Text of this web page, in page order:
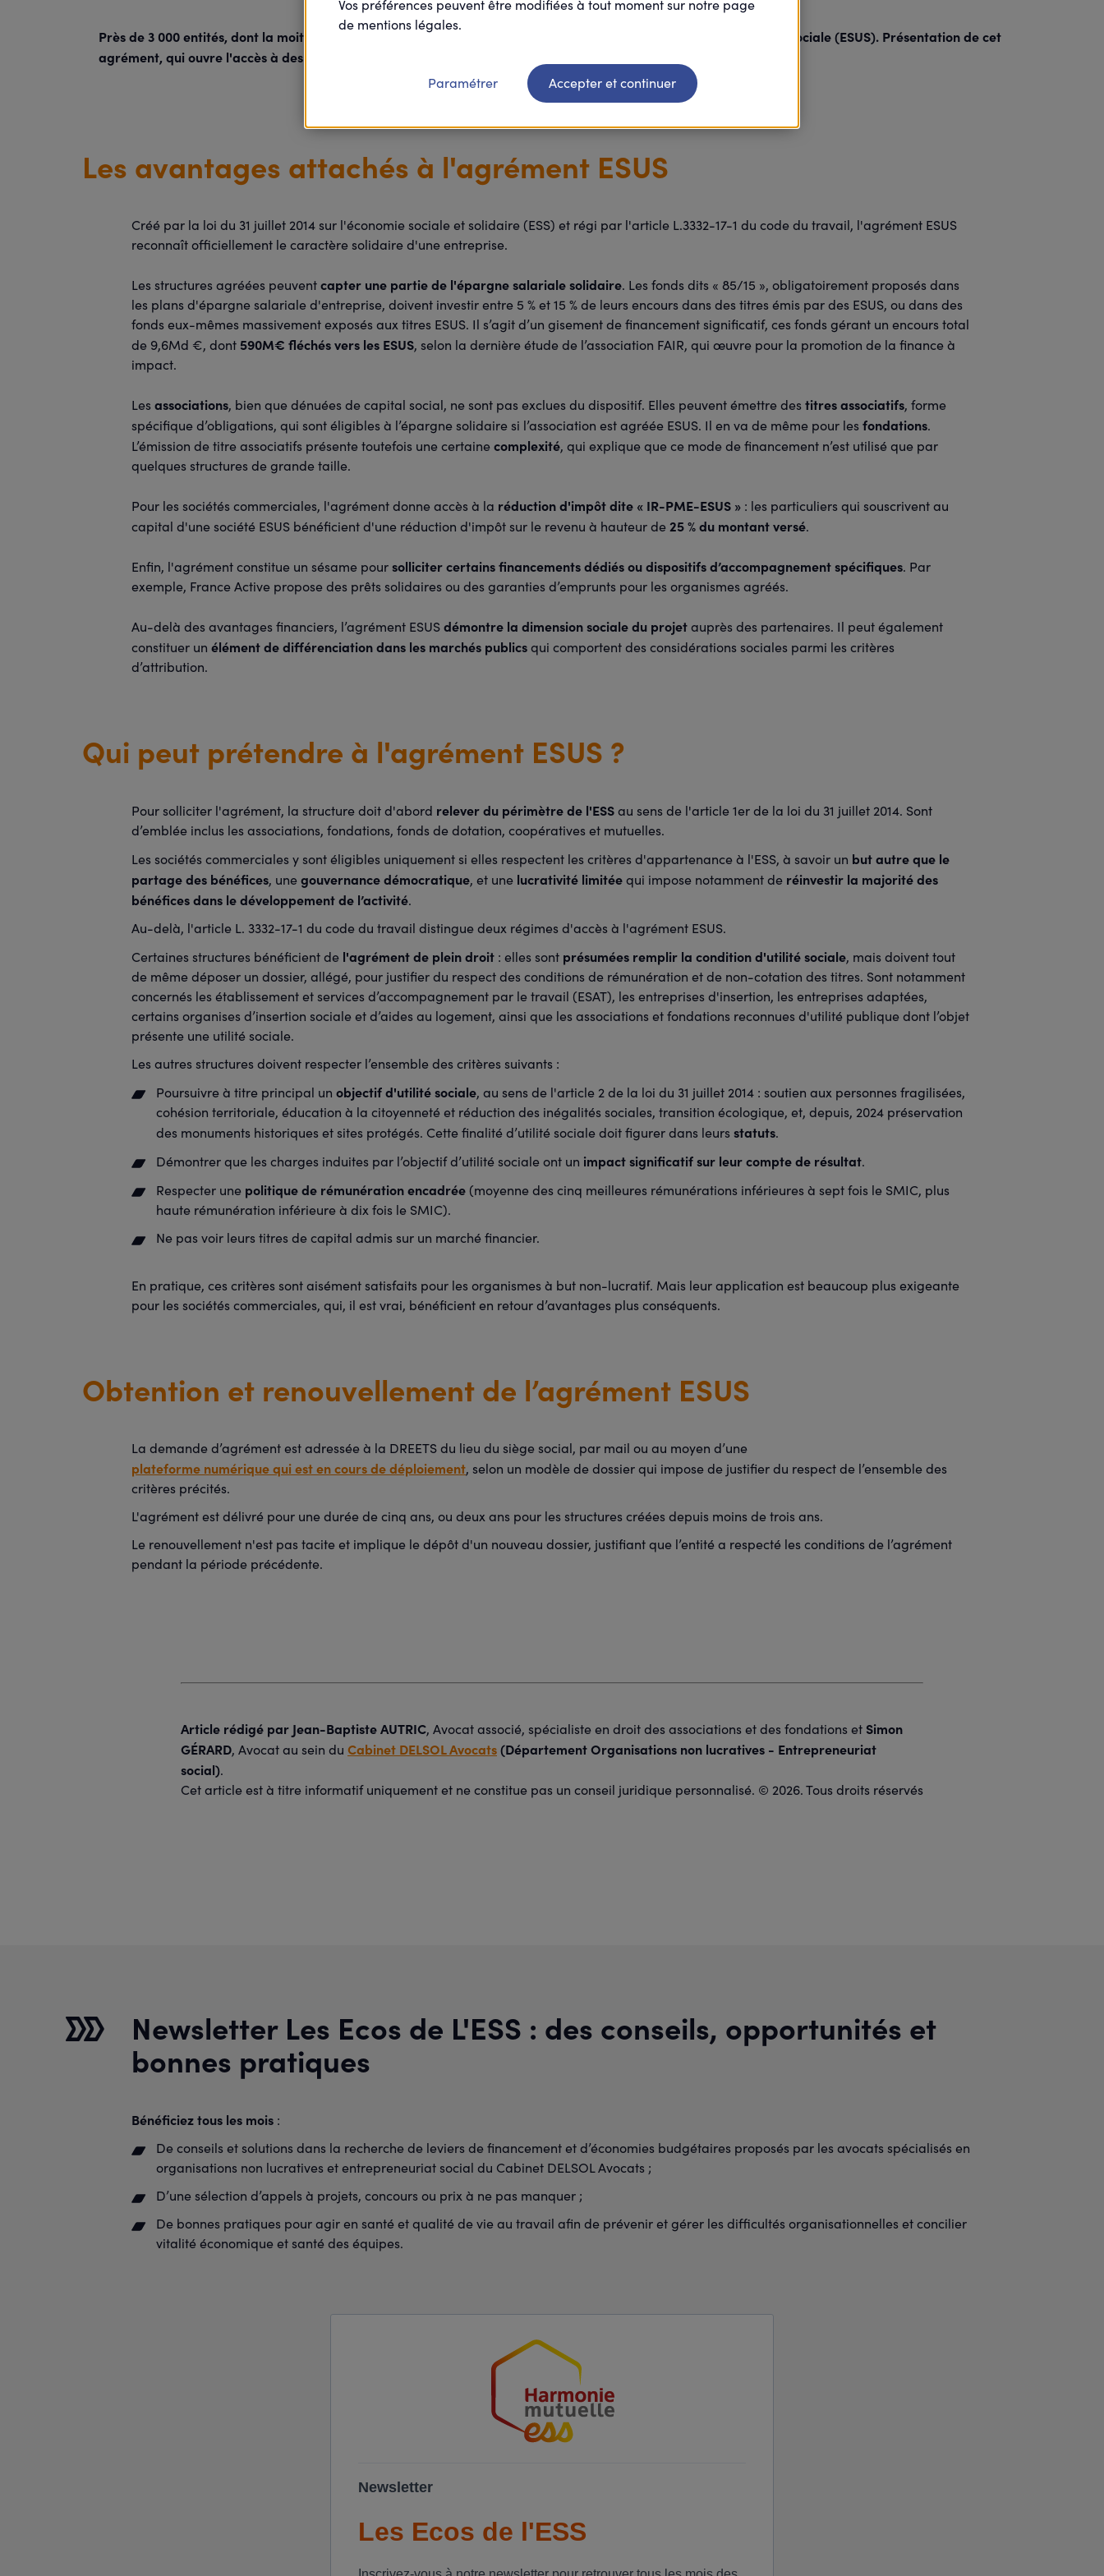
Près de 3 000 entités, dont la moitié sont des associations, bénéficient de l'agrément Entreprise Solidaire d'Utilité Sociale (ESUS). Présentation de cet
agrément, qui ouvre l'accès à des dispositifs de financement spécifiques.
Les avantages attachés à l'agrément ESUS
Créé par la loi du 31 juillet 2014 sur l'économie sociale et solidaire (ESS) et régi par l'article L.3332-17-1 du code du travail, l'agrément ESUS
reconnaît officiellement le caractère solidaire d'une entreprise.
Les structures agréées peuventcapter une partie de l'épargne salariale solidaire. Les fonds dits « 85/15 », obligatoirement proposés dans
les plans d'épargne salariale d'entreprise, doivent investir entre 5 % et 15 % de leurs encours dans des titres émis par des ESUS, ou dans des
fonds eux-mêmes massivement exposés aux titres ESUS. Il s’agit d’un gisement de financement significatif, ces fonds gérant un encours total
de 9,6Md €, dont 590M€ fléchés vers les ESUS, selon la dernière étude de l’association FAIR, qui œuvre pour la promotion de la finance à
impact.
Lesassociations, bien que dénuées de capital social, ne sont pas exclues du dispositif. Elles peuvent émettre destitres associatifs, forme
spécifique d’obligations, qui sont éligibles à l’épargne solidaire si l’association est agréée ESUS. Il en va de même pour lesfondations.
L’émission de titre associatifs présente toutefois une certainecomplexité, qui explique que ce mode de financement n’est utilisé que par
quelques structures de grande taille.
Pour les sociétés commerciales, l'agrément donne accès à la réduction d'impôt dite « IR-PME-ESUS » : les particuliers qui souscrivent au
capital d'une société ESUS bénéficient d'une réduction d'impôt sur le revenu à hauteur de 25 % du montant versé.
Enfin, l'agrément constitue un sésame poursolliciter certains financements dédiés ou dispositifs d’accompagnement spécifiques. Par
exemple, France Active propose des prêts solidaires ou des garanties d’emprunts pour les organismes agréés.
Au-delà des avantages financiers, l’agrément ESUSdémontre la dimension sociale du projetauprès des partenaires. Il peut également
constituer un élément de différenciation dans les marchés publicsqui comportent des considérations sociales parmi les critères
d’attribution.
Qui peut prétendre à l'agrément ESUS ?
Pour solliciter l'agrément, la structure doit d'abord relever du périmètre de l'ESSau sens de l'article 1er de la loi du 31 juillet 2014. Sont
d’emblée inclus les associations, fondations, fonds de dotation, coopératives et mutuelles.
Les sociétés commerciales y sont éligibles uniquement si elles respectent les critères d'appartenance à l'ESS, à savoir un but autre que le
partage des bénéfices, unegouvernance démocratique, et une lucrativité limitéequi impose notamment de réinvestir la majorité des
bénéfices dans le développement de l’activité.
Au-delà, l'article L. 3332-17-1 du code du travail distingue deux régimes d'accès à l'agrément ESUS.
Certaines structures bénéficient de l'agrément de plein droit : elles sont présumées remplir la condition d'utilité sociale, mais doivent tout
de même déposer un dossier, allégé, pour justifier du respect des conditions de rémunération et de non-cotation des titres. Sont notamment
concernés les établissement et services d’accompagnement par le travail (ESAT), les entreprises d'insertion, les entreprises adaptées,
certains organises d’insertion sociale et d’aides au logement, ainsi que les associations et fondations reconnues d'utilité publique dont l’objet
présente une utilité sociale.
Les autres structures doivent respecter l’ensemble des critères suivants :
Poursuivre à titre principal un objectif d'utilité sociale, au sens de l'article 2 de la loi du 31 juillet 2014 : soutien aux personnes fragilisées,
cohésion territoriale, éducation à la citoyenneté et réduction des inégalités sociales, transition écologique, et, depuis, 2024 préservation
des monuments historiques et sites protégés. Cette finalité d’utilité sociale doit figurer dans leursstatuts.
Démontrer que les charges induites par l’objectif d’utilité sociale ont un impact significatif sur leur compte de résultat.
Respecter une politique de rémunération encadrée (moyenne des cinq meilleures rémunérations inférieures à sept fois le SMIC, plus
haute rémunération inférieure à dix fois le SMIC).
Ne pas voir leurs titres de capital admis sur un marché financier.
En pratique, ces critères sont aisément satisfaits pour les organismes à but non-lucratif. Mais leur application est beaucoup plus exigeante
pour les sociétés commerciales, qui, il est vrai, bénéficient en retour d’avantages plus conséquents.
Obtention et renouvellement de l’agrément ESUS
La demande d’agrément est adressée à la DREETS du lieu du siège social, par mail ou au moyen d’une
plateforme numérique qui est en cours de déploiement, selon un modèle de dossier qui impose de justifier du respect de l’ensemble des
critères précités.
L'agrément est délivré pour une durée de cinq ans, ou deux ans pour les structures créées depuis moins de trois ans.
Le renouvellement n'est pas tacite et implique le dépôt d'un nouveau dossier, justifiant que l’entité a respecté les conditions de l’agrément
pendant la période précédente.
Article rédigé par Jean-Baptiste AUTRIC, Avocat associé, spécialiste en droit des associations et des fondations et Simon
GÉRARD, Avocat au sein du Cabinet DELSOL Avocats(Département Organisations non lucratives - Entrepreneuriat
social).
Cet article est à titre informatif uniquement et ne constitue pas un conseil juridique personnalisé. © 2026. Tous droits réservés
Newsletter Les Ecos de L'ESS : des conseils, opportunités et
bonnes pratiques
Bénéficiez tous les mois :
De conseils et solutions dans la recherche de leviers de financement et d’économies budgétaires proposés par les avocats spécialisés en
organisations non lucratives et entrepreneuriat social du Cabinet DELSOL Avocats ;
D’une sélection d’appels à projets, concours ou prix à ne pas manquer ;
De bonnes pratiques pour agir en santé et qualité de vie au travail afin de prévenir et gérer les difficultés organisationnelles et concilier
vitalité économique et santé des équipes.
Vos préférences peuvent être modifiées à tout moment sur notre page
de mentions légales.
Paramétrer Accepter et continuer